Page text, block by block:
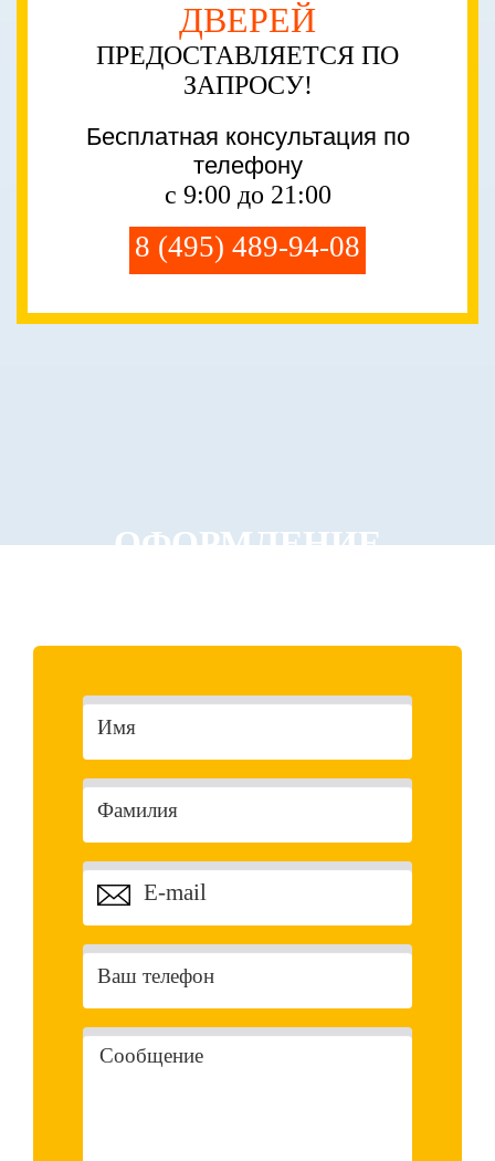
ДВЕРЕЙ
ПРЕДОСТАВЛЯЕТСЯ ПО
ЗАПРОСУ!
Бесплатная консультация по
телефону
с 9:00 до 21:00
8 (495) 489-94-08
ОФОРМЛЕНИЕ